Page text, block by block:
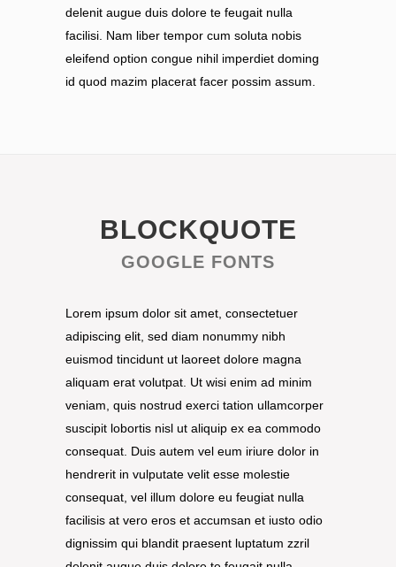
delenit augue duis dolore te feugait nulla
facilisi. Nam liber tempor cum soluta nobis
eleifend option congue nihil imperdiet doming
id quod mazim placerat facer possim assum.
BLOCKQUOTE
GOOGLE FONTS
Lorem ipsum dolor sit amet, consectetuer
adipiscing elit, sed diam nonummy nibh
euismod tincidunt ut laoreet dolore magna
aliquam erat volutpat. Ut wisi enim ad minim
veniam, quis nostrud exerci tation ullamcorper
suscipit lobortis nisl ut aliquip ex ea commodo
consequat. Duis autem vel eum iriure dolor in
hendrerit in vulputate velit esse molestie
consequat, vel illum dolore eu feugiat nulla
facilisis at vero eros et accumsan et iusto odio
dignissim qui blandit praesent luptatum zzril